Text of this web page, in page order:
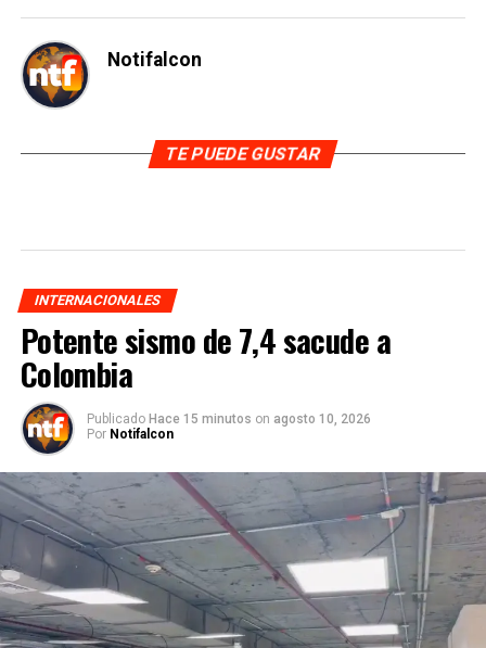
Notifalcon
TE PUEDE GUSTAR
INTERNACIONALES
Potente sismo de 7,4 sacude a
Colombia
Publicado Hace 15 minutos on agosto 10, 2026
Por Notifalcon